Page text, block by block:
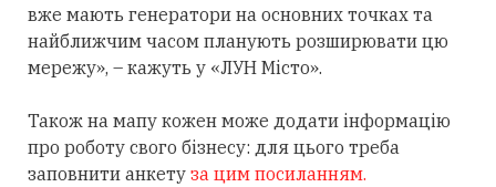
вже мають генератори на основних точках та
найближчим часом планують розширювати цю
мережу», – кажуть у «ЛУН Місто».
Також на мапу кожен може додати інформацію
про роботу свого бізнесу: для цього треба
заповнити анкету за цим посиланням.